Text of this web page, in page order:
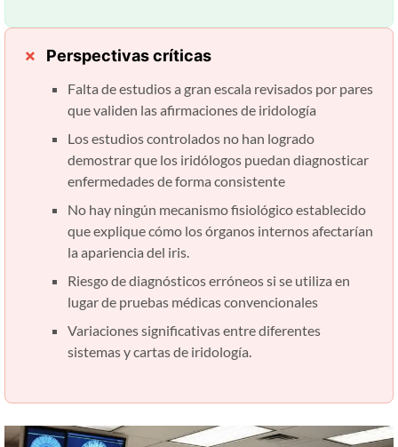
Perspectivas críticas
Falta de estudios a gran escala revisados ​​por pares
que validen las afirmaciones de iridología
Los estudios controlados no han logrado
demostrar que los iridólogos puedan diagnosticar
enfermedades de forma consistente
No hay ningún mecanismo fisiológico establecido
que explique cómo los órganos internos afectarían
la apariencia del iris.
Riesgo de diagnósticos erróneos si se utiliza en
lugar de pruebas médicas convencionales
Variaciones significativas entre diferentes
sistemas y cartas de iridología.